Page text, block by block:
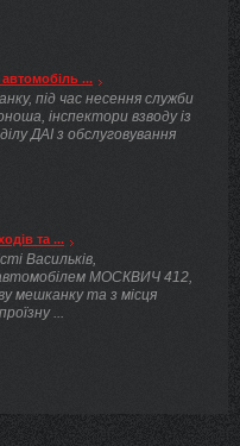
...
під час несення служби
інспектори взводу із
ДАІ з обслуговування
та ...
Васильків,
МОСКВИЧ 412,
мешканку та з місця
...